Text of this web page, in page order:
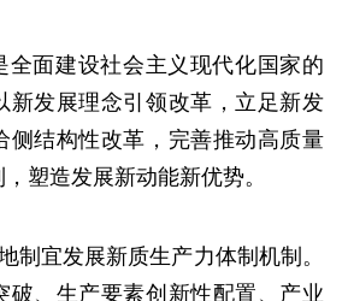
全面建设社会主义现代化国家的
新发展理念引领改革，立足新发
侧结构性改革，完善推动高质量
塑造发展新动能新优势。
制宜发展新质生产力体制机制。
破、生产要素创新性配置、产业